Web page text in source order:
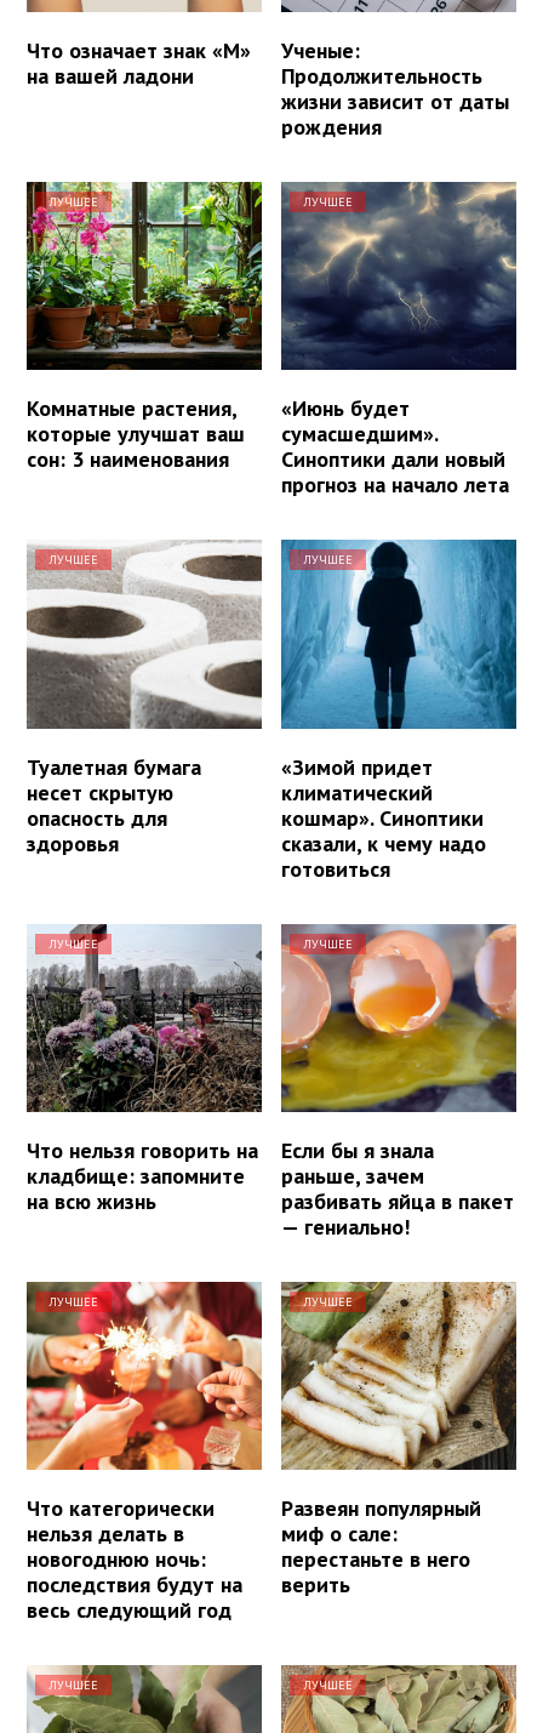
Что означает знак «М»
на вашей ладони
Ученые:
Продолжительность
жизни зависит от даты
рождения
ЛУЧШЕЕ
Комнатные растения,
которые улучшат ваш
сон: 3 наименования
ЛУЧШЕЕ
«Июнь будет
сумасшедшим».
Синоптики дали новый
прогноз на начало лета
ЛУЧШЕЕ
Туалетная бумага
несет скрытую
опасность для
здоровья
ЛУЧШЕЕ
«Зимой придет
климатический
кошмар». Синоптики
сказали, к чему надо
готовиться
ЛУЧШЕЕ
Что нельзя говорить на
кладбище: запомните
на всю жизнь
ЛУЧШЕЕ
Если бы я знала
раньше, зачем
разбивать яйца в пакет
— гениально!
ЛУЧШЕЕ
Что категорически
нельзя делать в
новогоднюю ночь:
последствия будут на
весь следующий год
ЛУЧШЕЕ
Развеян популярный
миф о сале:
перестаньте в него
верить
ЛУЧШЕЕ ЛУЧШЕЕ